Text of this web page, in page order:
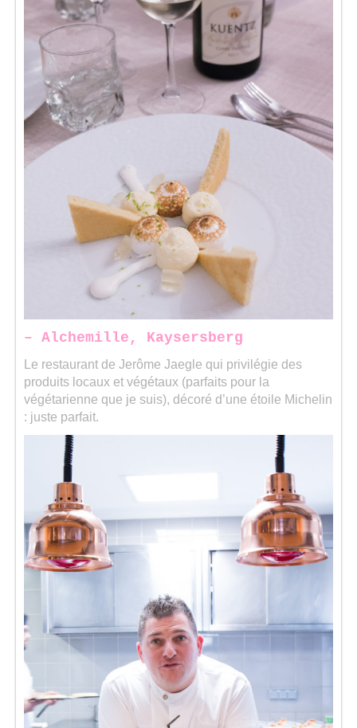
– Alchemille, Kaysersberg
Le restaurant de Jerôme Jaegle qui privilégie des
produits locaux et végétaux (parfaits pour la
végétarienne que je suis), décoré d’une étoile Michelin
: juste parfait.